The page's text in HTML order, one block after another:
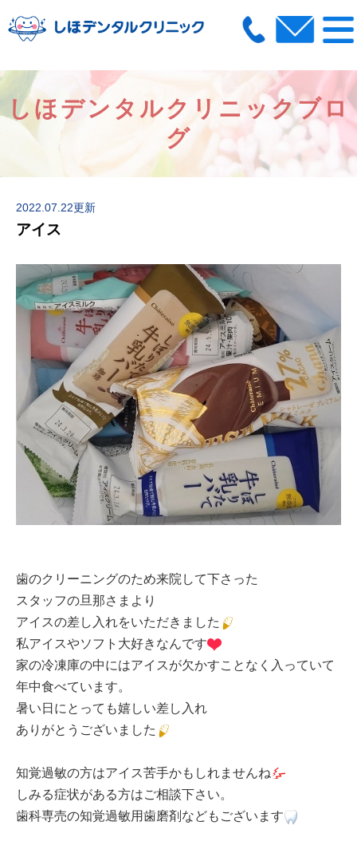
しほデンタルクリニックブロ
グ
2022.07.22更新
アイス
歯のクリーニングのため来院して下さった
スタッフの旦那さまより
アイスの差し入れをいただきました
私アイスやソフト大好きなんです
家の冷凍庫の中にはアイスが欠かすことなく入っていて
年中食べています。
暑い日にとっても嬉しい差し入れ
ありがとうございました
知覚過敏の方はアイス苦手かもしれませんね
しみる症状がある方はご相談下さい。
歯科専売の知覚過敏用歯磨剤などもございます